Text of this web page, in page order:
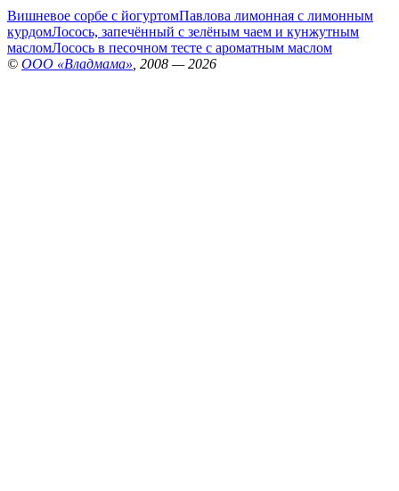
Вишневое сорбе с йогуртомПавлова лимонная с лимонным
курдомЛосось, запечённый с зелёным чаем и кунжутным
масломЛосось в песочном тесте с ароматным маслом
© ООО «Владмама» , 2008 — 2026